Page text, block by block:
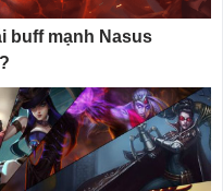
buff mạnh Nasus